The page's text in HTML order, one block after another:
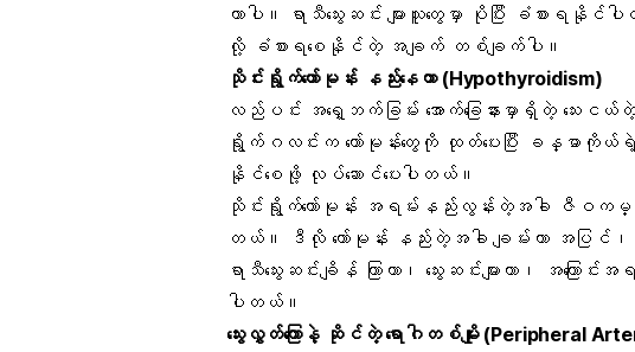
တာပါ။ ရာသီသွေးဆင်း များသူတွေမှာ ပိုပြီး ခံစားရနို
လို့ ခံစားရစေနိုင်တဲ့ အချက် တစ်ချက်ပါ။
သိုင်းရွိုက်ဟော်မုန်း နည်းနေတာ (Hypothyroidism)
လည်ပင်း အရှေ့ဘက်ခြမ်း အောက်ခြေနားမှာရှိတဲ့ သေ
ရွိုက်ဂလင်းက ဟော်မုန်းတွေကို ထုတ်ပေးပြီး ခန္ဓ
နိုင်စေဖို့ လုပ်ဆောင်ပေးပါတယ်။
သိုင်းရွိုက်ဟော်မုန်း အရမ်းနည်းလွန်းတဲ့အခါ ဇီဝကမ္
တယ်။ ဒီလို ဟော်မုန်း နည်းတဲ့အခါ ချမ်းတာ အပြင်၊
ရာသီသွေးဆင်းချိန် ကြာတာ၊ သွေးဆင်းများတာ၊ အကြ
ပါတယ်။
သွေးလွှတ်ကြောနဲ့ ဆိုင်တဲ့ ရောဂါတစ်မျိုး (Peripheral